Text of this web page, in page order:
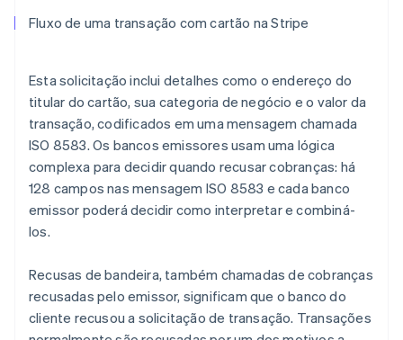
Fluxo de uma transação com cartão na Stripe
Esta solicitação inclui detalhes como o endereço do
titular do cartão, sua categoria de negócio e o valor da
transação, codificados em uma mensagem chamada
ISO 8583. Os bancos emissores usam uma lógica
complexa para decidir quando recusar cobranças: há
128 campos nas mensagem ISO 8583 e cada banco
emissor poderá decidir como interpretar e combiná-
los.
Recusas de bandeira, também chamadas de cobranças
recusadas pelo emissor, significam que o banco do
cliente recusou a solicitação de transação. Transações